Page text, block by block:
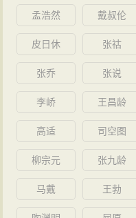
孟浩然 戴叔伦
皮日休 张祜
张乔 张说
李峤 王昌龄
高适 司空图
柳宗元 张九龄
马戴 王勃